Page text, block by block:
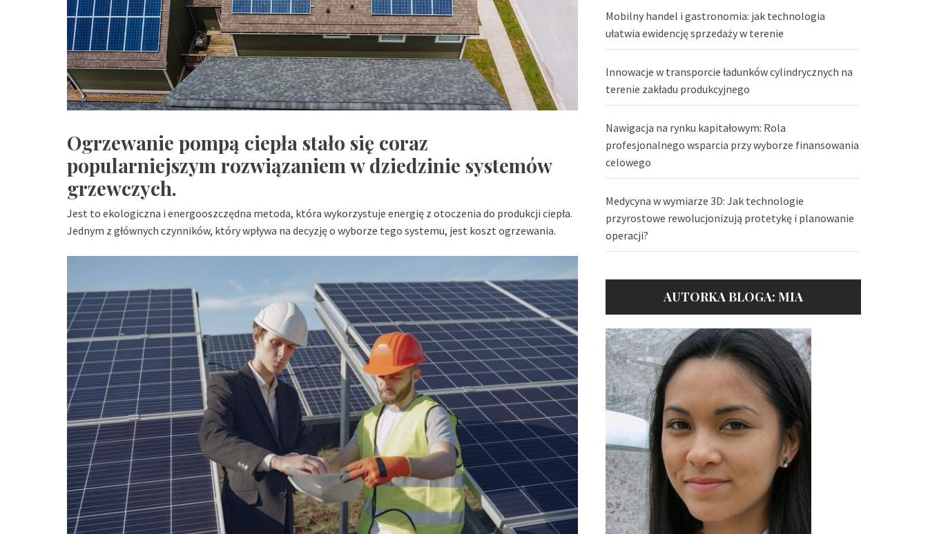
Ogrzewanie pompą ciepła stało się coraz
popularniejszym rozwiązaniem w dziedzinie systemów
grzewczych.
Jest to ekologiczna i energooszczędna metoda, która wykorzystuje energię z otoczenia do produkcji ciepła.
Jednym z głównych czynników, który wpływa na decyzję o wyborze tego systemu, jest koszt ogrzewania.
Mobilny handel i gastronomia: jak technologia
ułatwia ewidencję sprzedaży w terenie
Innowacje w transporcie ładunków cylindrycznych na
terenie zakładu produkcyjnego
Nawigacja na rynku kapitałowym: Rola
profesjonalnego wsparcia przy wyborze finansowania
celowego
Medycyna w wymiarze 3D: Jak technologie
przyrostowe rewolucjonizują protetykę i planowanie
operacji?
AUTORKA BLOGA: MIA